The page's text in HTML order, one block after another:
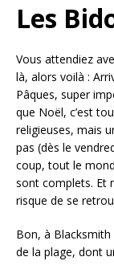
Les
Vous attendiez
là, alors voilà :
Pâques, super
que Noël, c’est
religieuses, mais
pas (dès le
coup, tout le
sont complets. Et
risque de se
Bon, à
de la plage, dont